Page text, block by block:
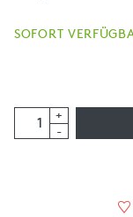
SOFORT
+
-